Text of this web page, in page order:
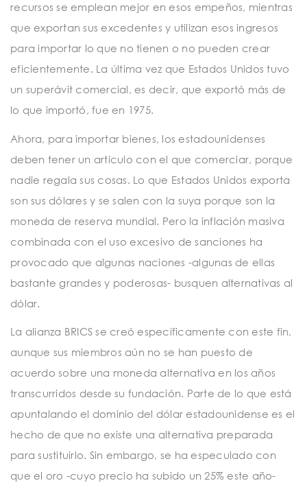
recursos se emplean mejor en esos empeños, mientras
que exportan sus excedentes y utilizan esos ingresos
para importar lo que no tienen o no pueden crear
eficientemente. La última vez que Estados Unidos tuvo
un superávit comercial, es decir, que exportó más de
lo que importó, fue en 1975.
Ahora, para importar bienes, los estadounidenses
deben tener un artículo con el que comerciar, porque
nadie regala sus cosas. Lo que Estados Unidos exporta
son sus dólares y se salen con la suya porque son la
moneda de reserva mundial. Pero la inflación masiva
combinada con el uso excesivo de sanciones ha
provocado que algunas naciones -algunas de ellas
bastante grandes y poderosas- busquen alternativas al
dólar.
La alianza BRICS se creó específicamente con este fin,
aunque sus miembros aún no se han puesto de
acuerdo sobre una moneda alternativa en los años
transcurridos desde su fundación. Parte de lo que está
apuntalando el dominio del dólar estadounidense es el
hecho de que no existe una alternativa preparada
para sustituirlo. Sin embargo, se ha especulado con
que el oro -cuyo precio ha subido un 25% este año-